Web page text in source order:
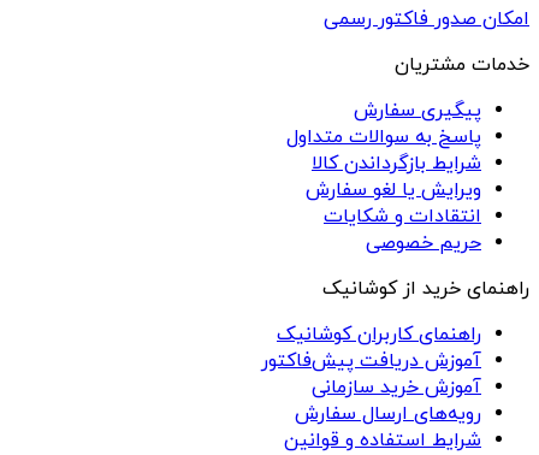
امکان صدور فاکتور رسمی
خدمات مشتریان
پیگیری سفارش
پاسخ به سوالات متداول
شرایط بازگرداندن کالا
ویرایش یا لغو سفارش
انتقادات و شکایات
حریم خصوصی
راهنمای خرید از کوشانیک
راهنمای کاربران کوشانیک
آموزش دریافت پیش‌فاکتور
آموزش خرید سازمانی
رویه‌های ارسال سفارش
شرایط استفاده و قوانین